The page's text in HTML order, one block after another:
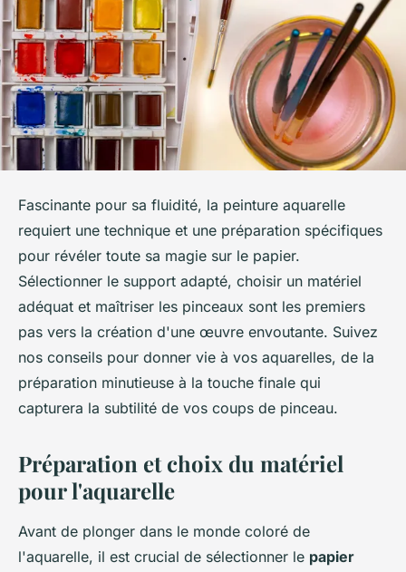
Fascinante pour sa fluidité, la peinture aquarelle
requiert une technique et une préparation spécifiques
pour révéler toute sa magie sur le papier.
Sélectionner le support adapté, choisir un matériel
adéquat et maîtriser les pinceaux sont les premiers
pas vers la création d'une œuvre envoutante. Suivez
nos conseils pour donner vie à vos aquarelles, de la
préparation minutieuse à la touche finale qui
capturera la subtilité de vos coups de pinceau.
Préparation et choix du matériel
pour l'aquarelle
Avant de plonger dans le monde coloré de
l'aquarelle, il est crucial de sélectionner le papier